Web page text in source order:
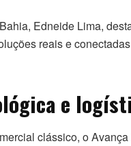
Edneide Lima,
reais e
e
clássico, o